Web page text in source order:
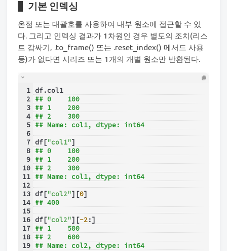
기본 인덱싱
온점 또는 대괄호를 사용하여 내부 원소에 접근할 수 있
다. 그리고 인덱싱 결과가 1차원인 경우 별도의 조치(리스
트 감싸기, .to_frame() 또는 .reset_index() 메서드 사용
등)가 없다면 시리즈 또는 1개의 개별 원소만 반환된다.
1
2
3
4
5
6
7
8
9
10
11
12
13
14
15
16
17
18
19
df.col1
## 0    100
## 1    200
## 2    300
## Name: col1, dtype: int64
df["col1"]
## 0    100
## 1    200
## 2    300
## Name: col1, dtype: int64
df["col2"][0]
## 400
df["col2"][-2:]
## 1    500
## 2    600
## Name: col2, dtype: int64